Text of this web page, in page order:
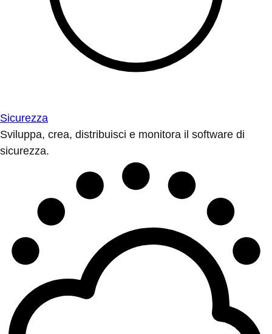
Sicurezza
Sviluppa, crea, distribuisci e monitora il software di
sicurezza.